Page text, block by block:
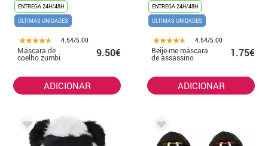
ENTREGA 24H/48H
ÚLTIMAS UNIDADES
4.54/5.00
Máscara de
coelho zumbi 9.50€
ADICIONAR
ENTREGA 24H/48H
ÚLTIMAS UNIDADES
4.54/5.00
Beije-me máscara
de assassino 1.75€
ADICIONAR